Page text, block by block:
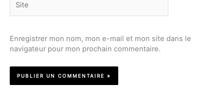
Enregistrer mon nom, mon e-mail et mon site dans le
navigateur pour mon prochain commentaire.